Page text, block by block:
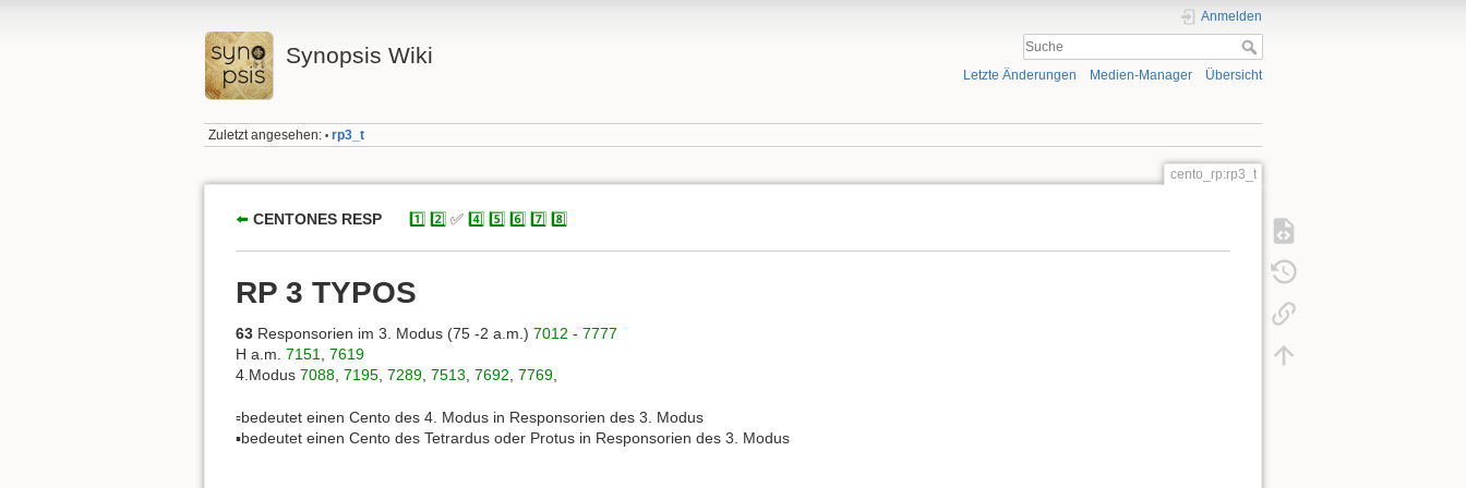
Synopsis Wiki
Anmelden
Letzte Änderungen Medien-Manager Übersicht
Zuletzt angesehen: • rp3_t
cento_rp:rp3_t
⬅️ CENTONES RESP 1️⃣ 2️⃣ ✅ 4️⃣ 5️⃣ 6️⃣ 7️⃣ 8️⃣
RP 3 TYPOS
63 Responsorien im 3. Modus (75 -2 a.m.) 7012 - 7777
H a.m. 7151, 7619
4.Modus 7088, 7195, 7289, 7513, 7692, 7769,
▫️bedeutet einen Cento des 4. Modus in Responsorien des 3. Modus
▪️bedeutet einen Cento des Tetrardus oder Protus in Responsorien des 3. Modus